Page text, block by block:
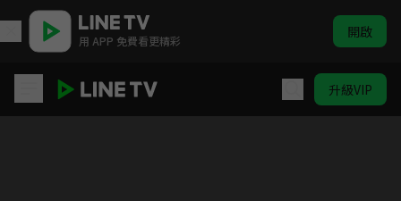
用 APP 免費看更精彩 開啟
升級VIP